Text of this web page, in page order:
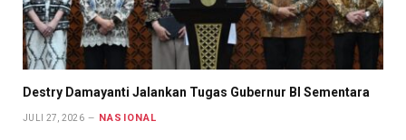
Destry Damayanti Jalankan Tugas Gubernur BI Sementara
JULI 27, 2026 NASIONAL